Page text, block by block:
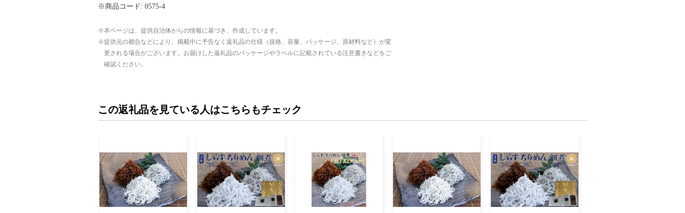
※商品コード: 0575-4
本ページは、提供自治体からの情報に基づき、作成しています。
提供元の都合などにより、掲載中に予告なく返礼品の仕様（規格、容量、パッケージ、原材料など）が変
更される場合がございます。お届けした返礼品のパッケージやラベルに記載されている注意書きなどをご
確認ください。
この返礼品を見ている人はこちらもチェック